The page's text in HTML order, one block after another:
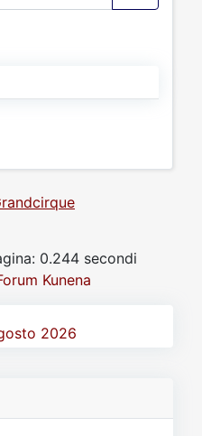
0.244 secondi
Kunena
2026